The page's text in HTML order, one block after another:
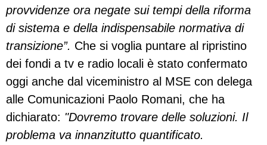
provvidenze ora negate sui tempi della riforma
di sistema e della indispensabile normativa di
transizione”. Che si voglia puntare al ripristino
dei fondi a tv e radio locali è stato confermato
oggi anche dal viceministro al MSE con delega
alle Comunicazioni Paolo Romani, che ha
dichiarato: "Dovremo trovare delle soluzioni. Il
problema va innanzitutto quantificato.